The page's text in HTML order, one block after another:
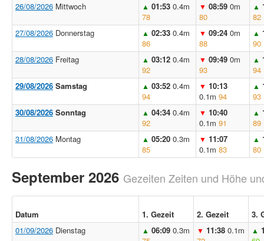
26/08/2026 Mittwoch ▲ 01:53 0.4m
78
▼ 08:59 0m
80
▲
82
27/08/2026 Donnerstag ▲ 02:33 0.4m
86
▼ 09:24 0m
88
▲
90
28/08/2026 Freitag ▲ 03:12 0.4m
92
▼ 09:49 0m
93
▲
94
29/08/2026 Samstag ▲ 03:52 0.4m
94
▼ 10:13
0.1m 94
▲
93
30/08/2026 Sonntag ▲ 04:34 0.4m
92
▼ 10:40
0.1m 91
▲
89
31/08/2026 Montag ▲ 05:20 0.3m
85
▼ 11:07
0.1m 83
▲
80
September 2026 Gezeiten Zeiten und Höhe
Datum 1. Gezeit 2. Gezeit
3.
01/09/2026 Dienstag ▲ 06:09 0.3m
▼ 11:38 0.1m
▲